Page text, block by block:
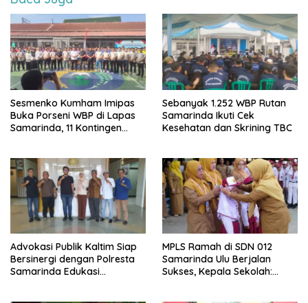
Sesmenko Kumham Imipas
Buka Porseni WBP di Lapas
Samarinda, 11 Kontingen
Sebanyak 1.252 WBP Rutan
Samarinda Ikuti Cek
Kesehatan dan Skrining TBC
Advokasi Publik Kaltim Siap
Bersinergi dengan Polresta
Samarinda Edukasi
MPLS Ramah di SDN 012
Samarinda Ulu Berjalan
Sukses, Kepala Sekolah: